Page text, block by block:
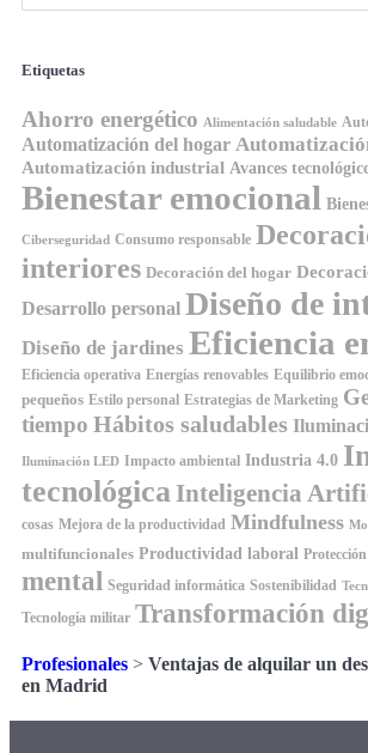
Etiquetas
Ahorro energético Alimentación saludable
Automatización del hogar
Automatización industrial Avances
Bienestar emocional
Ciberseguridad Consumo responsable
interiores Decoración del hogar
Desarrollo personal Diseño de
Diseño de jardines Eficiencia
Eficiencia operativa Energías renovables Equilibrio
pequeños Estilo personal Estrategias de Marketing
tiempo Hábitos saludables
Iluminación LED Impacto ambiental Industria 4.0
tecnológica Inteligencia
cosas Mejora de la productividad Mindfulness
multifuncionales Productividad laboral
mental Seguridad informática Sostenibilidad
Tecnología militar Transformación
Profesionales > Ventajas de alquilar un
en Madrid